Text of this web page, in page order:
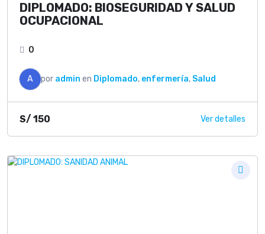
DIPLOMADO: BIOSEGURIDAD Y SALUD
OCUPACIONAL
0
A por admin en Diplomado, enfermería, Salud
S/ 150 Ver detalles